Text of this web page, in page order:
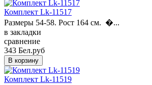
Комплект Lk-11517
Размеры 54-58. Рост 164 см. �...
в закладки
сравнение
343 Бел.руб
Комплект Lk-11519